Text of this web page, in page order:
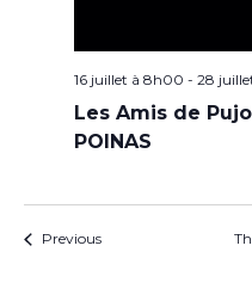
16 juillet à 8h00 - 28
Les Amis de
POINAS
Previous